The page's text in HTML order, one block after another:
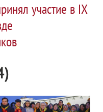
участие в IX